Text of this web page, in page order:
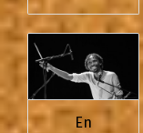
En